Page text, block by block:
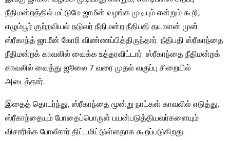
நீதிமன்றத்தில் மட்டுமே ஜாமீன் வழங்க முடியும் என்றும் கூறி,
எழும்பூர் குற்றவியல் நடுவர் நீதிமன்ற நீதிபதி தயாளன் முன்
ஸ்ரீகாந்த் ஜாமீன் கோரி விண்ணப்பித்திருந்தார். நீதிபதி ஸ்ரீகாந்தை
நீதிமன்றக் காவலில் வைக்க உத்தரவிட்டார். ஸ்ரீகாந்தை நீதிமன்றக்
காவலில் வைத்து ஜூலை 7 வரை முதல் வகுப்பு சிறையில்
அடைத்தார்.
இதைத் தொடர்ந்து, ஸ்ரீகாந்தை மூன்று நாட்கள் காவலில் எடுத்து,
ஸ்ரீகாந்தையும் போதைப்பொருள் பயன்படுத்தியவர்களையும்
விசாரிக்க போலீசார் திட்டமிட்டுள்ளதாக கூறப்படுகிறது.